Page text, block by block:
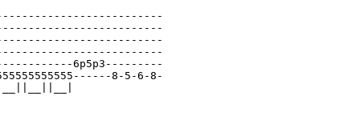
6p5p3---------
8-5-6-8-